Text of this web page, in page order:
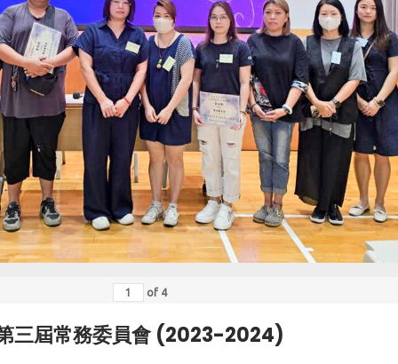
of 4
三屆常務委員會 (2023-2024)